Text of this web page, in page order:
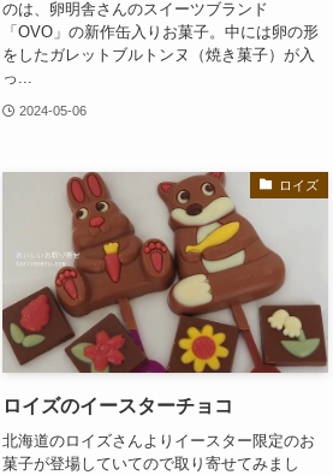
のは、卵明舎さんのスイーツブランド
「OVO」の新作缶入りお菓子。中には卵の形
をしたガレットブルトンヌ（焼き菓子）が入
っ...
2024-05-06
ロイズ
ロイズのイースターチョコ
北海道のロイズさんよりイースター限定のお
菓子が登場していてので取り寄せてみまし